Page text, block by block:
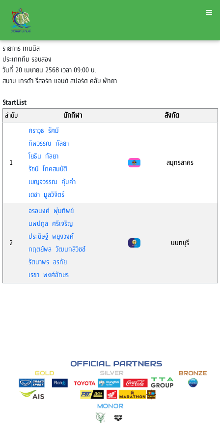
รายการ เทนนิส
ประเภททีม รอบสอง
วันที่ 20 เมษายน 2568 เวลา 09:00 น.
สนาม เกรต้า รีสอร์ท แอนด์ สปอร์ต คลับ พัทยา
StartList
ลำดับ
นักกีฬา สังกัด
1
ศราวุธ รัศมี
ทิพวรรณ กัลยา
โยธิน กัลยา
รัชนี โภคสมบัติ
เบญจวรรณ คุ้มคำ
เดชา มูลวิจิตร์
สมุทรสาคร
2
อรอนงค์ พุ่มทิพย์
นพปฎล ศรีเจริญ
ประดิษฐ์ พยุงวงศ์
กฤตย์พล วัฒนกสิวิชช์
รัตนาพร อรทัย
เรขา พงศ์อักษร
นนทบุรี